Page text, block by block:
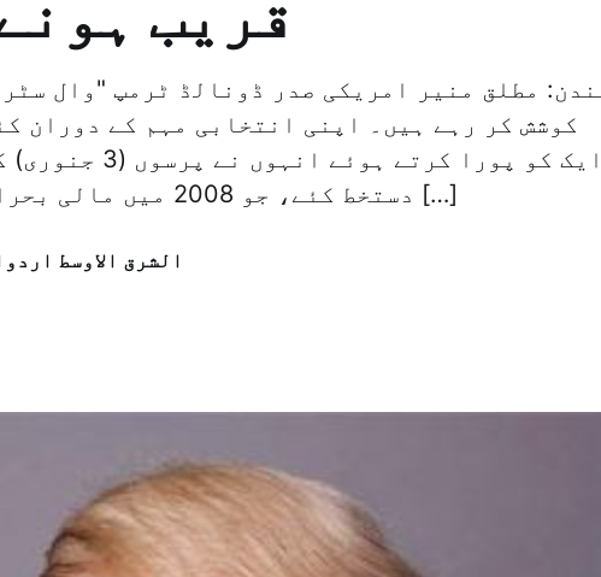
کوشش کر رہے ہیں۔ اپنی انتخابی مہم کے دوران
ایک کو پورا کرتے
دستخط کئے، جو 2008 میں مالی بحران کے بعد بینکاری کے […]
الشرق الاوسط